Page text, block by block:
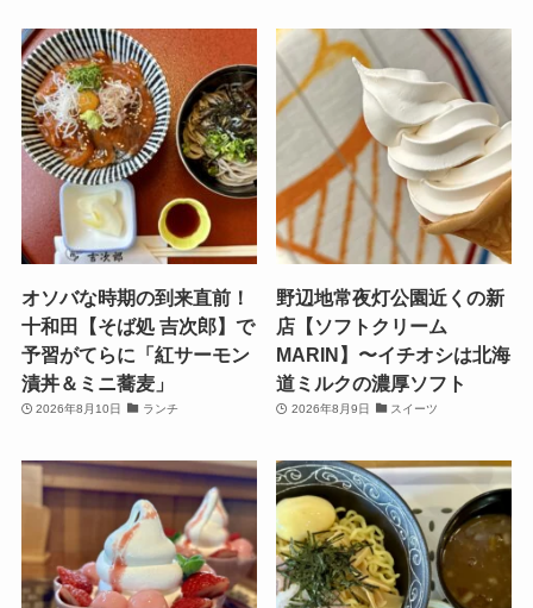
オソバな時期の到来直前！
十和田【そば処 吉次郎】で
予習がてらに「紅サーモン
漬丼＆ミニ蕎麦」
2026年8月10日 ランチ
野辺地常夜灯公園近くの新
店【ソフトクリーム
MARIN】〜イチオシは北海
道ミルクの濃厚ソフト
2026年8月9日 スイーツ